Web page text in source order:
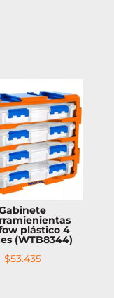
plástico 4
(WTB8344)
$53.435